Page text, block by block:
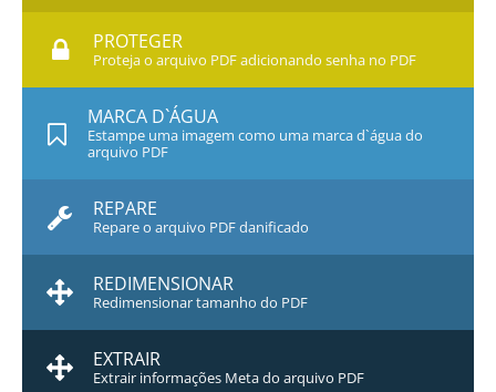
PROTEGER
Proteja o arquivo PDF adicionando senha no PDF
MARCA D`ÁGUA
Estampe uma imagem como uma marca d`água do
arquivo PDF
REPARE
Repare o arquivo PDF danificado
REDIMENSIONAR
Redimensionar tamanho do PDF
EXTRAIR
Extrair informações Meta do arquivo PDF